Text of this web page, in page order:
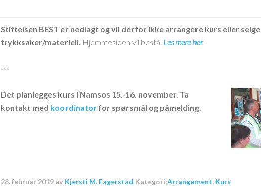
Stiftelsen BEST er nedlagt og vil derfor ikke arrangere kurs eller selge
trykksaker/materiell. Hjemmesiden vil bestå. Les mere her
---
Det planlegges kurs i Namsos 15.-16. november. Ta
kontakt med koordinator for spørsmål og påmelding.
28. februar 2019 av Kjersti M. Fagerstad Kategori:Arrangement, Kurs